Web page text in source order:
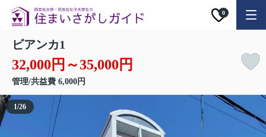
0
ビアンカ1
32,000円～35,000円
管理/共益費 6,000円
1/26